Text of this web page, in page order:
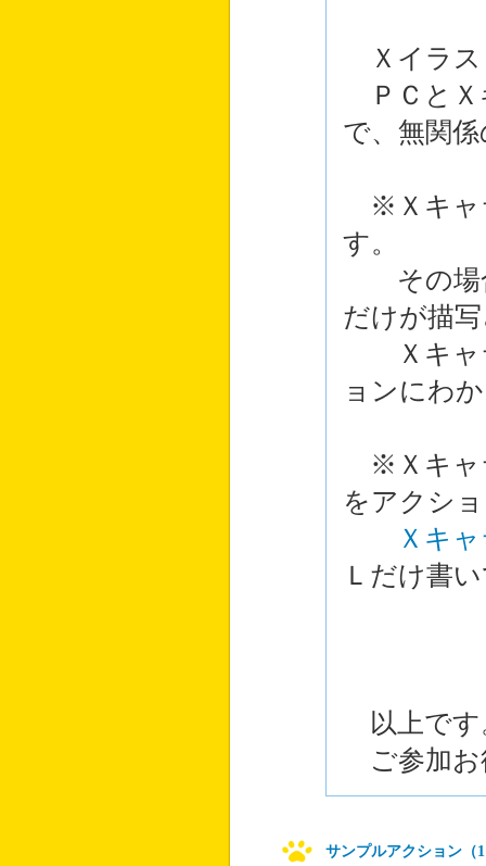
Ｘイラス
ＰＣとＸ
で、無関
※Ｘキャ
す。
その場
だけが描
Ｘキャラ
ョンにわ
※Ｘキャ
をアクシ
Ｘキ
Ｌだけ書
以上です
ご参加お
サンプルアクション（